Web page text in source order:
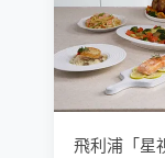
飛利浦「星